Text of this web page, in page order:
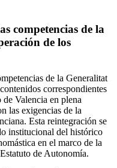
competencias de la
de los
de la Generalitat
correspondientes
Valencia en plena
las exigencias de la
Esta reintegración se
institucional del histórico
en el marco de la
de Autonomía.